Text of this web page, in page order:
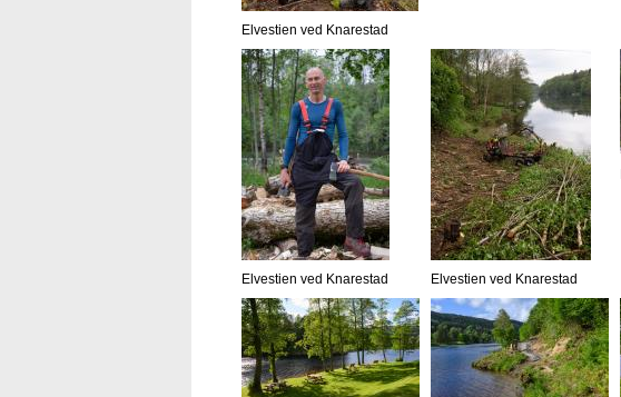
Elvestien ved Knarestad
Elvestien ved Knarestad Elvestien ved Knarestad